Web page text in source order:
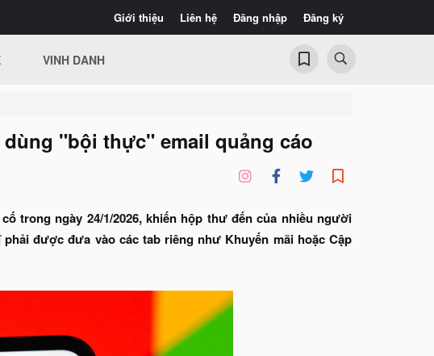
Giới thiệu Liên hệ Đăng nhập Đăng ký
VINH DANH
"bội thực" email quảng cáo
trong ngày 24/1/2026, khiến hộp thư đến của nhiều người
được đưa vào các tab riêng như Khuyến mãi hoặc Cập